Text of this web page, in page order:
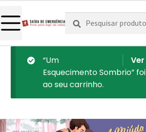
Pesquisar
por:
Pesquisa
“Um
Esquecimento Sombrio”
ao seu carrinho.